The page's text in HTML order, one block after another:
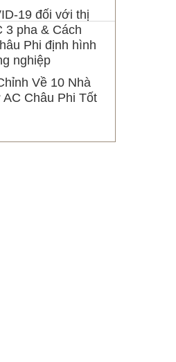
19 đối với thị
3 pha & Cách
Phi định hình
nghiệp
Về 10 Nhà
Châu Phi Tốt